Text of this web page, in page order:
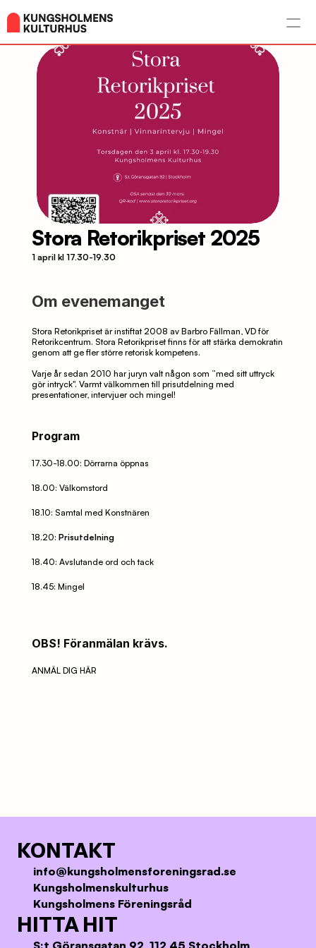
Stora Retorikpriset 2025
1 april kl 17.30-19.30
Om evenemanget
Stora Retorikpriset är instiftat 2008 av Barbro Fällman, VD för
Retorikcentrum. Stora Retorikpriset finns för att stärka demokratin
genom att ge fler större retorisk kompetens.
Varje år sedan 2010 har juryn valt någon som ”med sitt uttryck
gör intryck". Varmt välkommen till prisutdelning med
presentationer, intervjuer och mingel!
Program
17.30-18.00: Dörrarna öppnas
18.00: Välkomstord
18.10: Samtal med Konstnären
18.20: Prisutdelning
18.40: Avslutande ord och tack
18.45: Mingel
OBS! Föranmälan krävs.
ANMÄL DIG HÄR
KONTAKT
info@kungsholmensforeningsrad.se
Kungsholmenskulturhus
Kungsholmens Föreningsråd
HITTA HIT
S:t Göransgatan 92, 112 45 Stockholm